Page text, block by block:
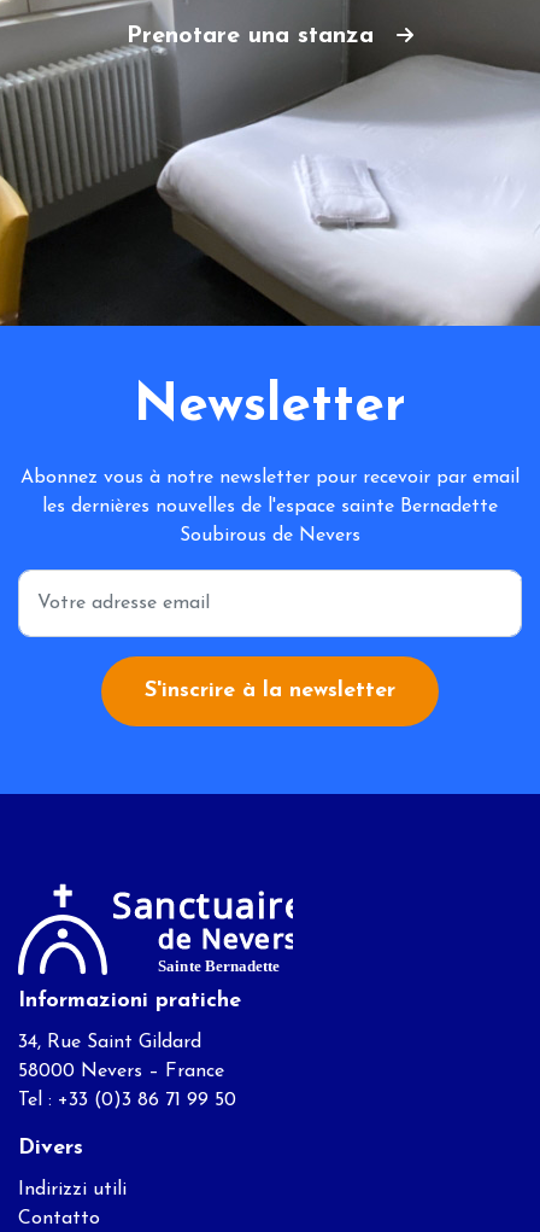
Prenotare una stanza
Newsletter
Abonnez vous à notre newsletter pour recevoir par email
les dernières nouvelles de l'espace sainte Bernadette
Soubirous de Nevers
*
S'inscrire à la newsletter
Informazioni pratiche
34, Rue Saint Gildard
58000 Nevers – France
Tel : +33 (0)3 86 71 99 50
Divers
Indirizzi utili
Contatto